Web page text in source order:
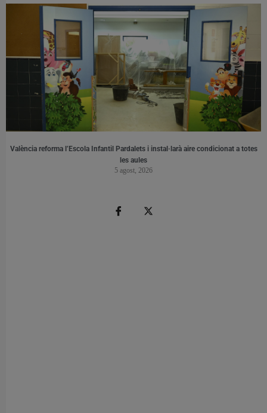
València reforma l’Escola Infantil Pardalets i instal·larà aire condicionat a totes
les aules
5 agost, 2026